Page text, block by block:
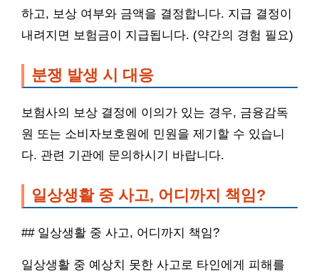
하고, 보상 여부와 금액을 결정합니다. 지급 결정이
내려지면 보험금이 지급됩니다. (약간의 경험 필요)
분쟁 발생 시 대응
보험사의 보상 결정에 이의가 있는 경우, 금융감독
원 또는 소비자보호원에 민원을 제기할 수 있습니
다. 관련 기관에 문의하시기 바랍니다.
일상생활 중 사고, 어디까지 책임?
## 일상생활 중 사고, 어디까지 책임?
일상생활 중 예상치 못한 사고로 타인에게 피해를